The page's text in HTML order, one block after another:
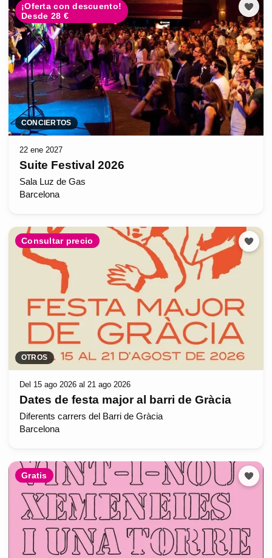
¡Oferta con descuento!
Desde 28 €
CONCIERTOS
22 ene 2027
Suite Festival 2026
Sala Luz de Gas
Barcelona
Consultar precio
OTROS
Del 15 ago 2026 al 21 ago 2026
Dates de festa major al barri de Gràcia
Diferents carrers del Barri de Gràcia
Barcelona
Gratis